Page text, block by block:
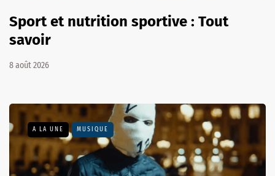
Sport et nutrition sportive : Tout
savoir
8 août 2026
A LA UNE MUSIQUE